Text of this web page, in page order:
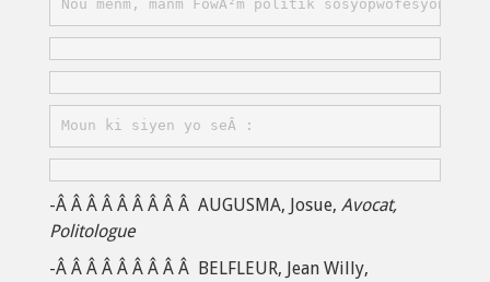
Nou menm, manm FowÃ²m politik
Moun ki siyen yo seÂ :
-Â Â Â Â Â Â Â Â Â AUGUSMA, Josue, Avocat,
Politologue
-Â Â Â Â Â Â Â Â Â BELFLEUR, Jean Willy,